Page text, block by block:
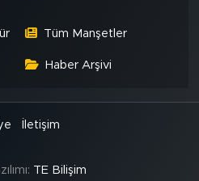
Tüm Manşetler
Haber Arşivi
İletişim
TE Bilişim